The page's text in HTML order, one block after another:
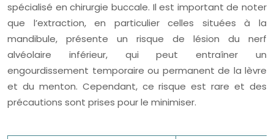
spécialisé en chirurgie buccale. Il est important de noter
que l’extraction, en particulier celles situées à la
mandibule, présente un risque de lésion du nerf
alvéolaire inférieur, qui peut entraîner un
engourdissement temporaire ou permanent de la lèvre
et du menton. Cependant, ce risque est rare et des
précautions sont prises pour le minimiser.